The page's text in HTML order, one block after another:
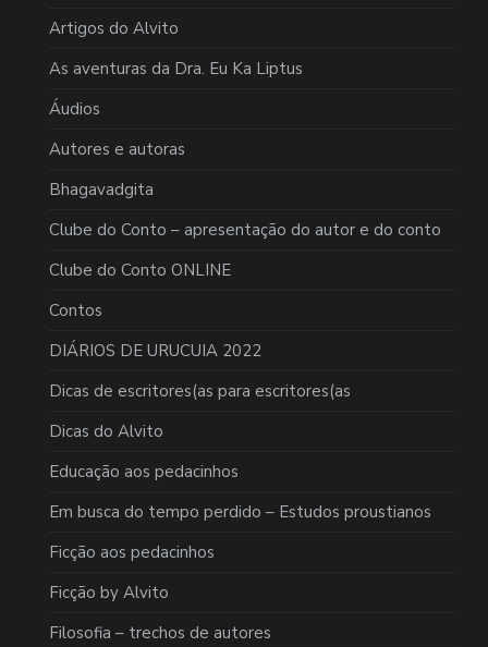
Artigos do Alvito
As aventuras da Dra. Eu Ka Liptus
Áudios
Autores e autoras
Bhagavadgita
Clube do Conto – apresentação do autor e do conto
Clube do Conto ONLINE
Contos
DIÁRIOS DE URUCUIA 2022
Dicas de escritores(as para escritores(as
Dicas do Alvito
Educação aos pedacinhos
Em busca do tempo perdido – Estudos proustianos
Ficção aos pedacinhos
Ficção by Alvito
Filosofia – trechos de autores